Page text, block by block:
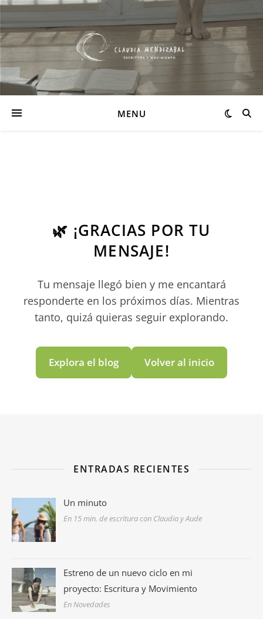
MENU
🌿 ¡GRACIAS POR TU
MENSAJE!
Tu mensaje llegó bien y me encantará
responderte en los próximos días. Mientras
tanto, quizá quieras seguir explorando.
Explora el blog Volver al inicio
ENTRADAS RECIENTES
Un minuto
En 15 min. de escritura con Claudia y Aude
Estreno de un nuevo ciclo en mi
proyecto: Escritura y Movimiento
En Novedades